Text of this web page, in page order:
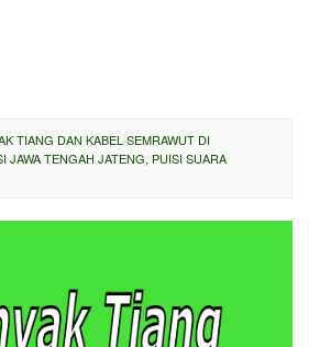
TIANG DAN KABEL SEMRAWUT DI
JAWA TENGAH JATENG, PUISI SUARA